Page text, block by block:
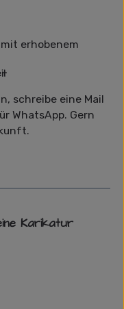
schreibe eine Mail
WhatsApp. Gern
Karikatur